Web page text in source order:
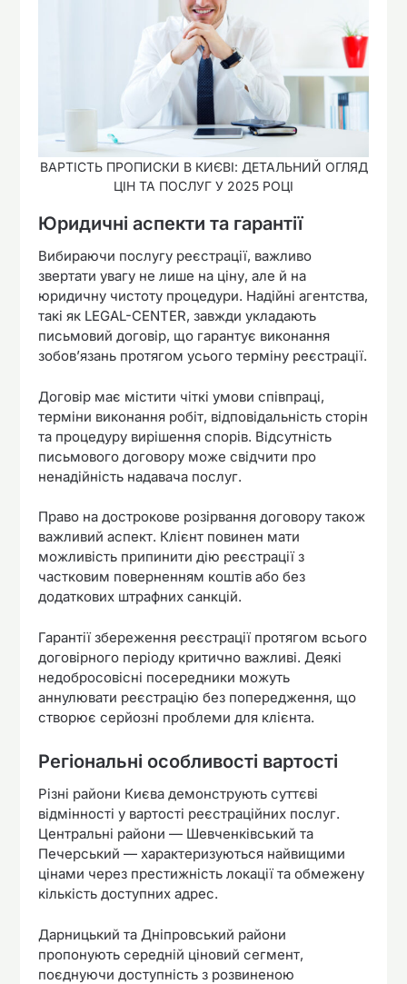
ВАРТІСТЬ ПРОПИСКИ В КИЄВІ: ДЕТАЛЬНИЙ ОГЛЯД
ЦІН ТА ПОСЛУГ У 2025 РОЦІ
Юридичні аспекти та гарантії
Вибираючи послугу реєстрації, важливо
звертати увагу не лише на ціну, але й на
юридичну чистоту процедури. Надійні агентства,
такі як LEGAL-CENTER, завжди укладають
письмовий договір, що гарантує виконання
зобов’язань протягом усього терміну реєстрації.
Договір має містити чіткі умови співпраці,
терміни виконання робіт, відповідальність сторін
та процедуру вирішення спорів. Відсутність
письмового договору може свідчити про
ненадійність надавача послуг.
Право на дострокове розірвання договору також
важливий аспект. Клієнт повинен мати
можливість припинити дію реєстрації з
частковим поверненням коштів або без
додаткових штрафних санкцій.
Гарантії збереження реєстрації протягом всього
договірного періоду критично важливі. Деякі
недобросовісні посередники можуть
аннулювати реєстрацію без попередження, що
створює серйозні проблеми для клієнта.
Регіональні особливості вартості
Різні райони Києва демонструють суттєві
відмінності у вартості реєстраційних послуг.
Центральні райони — Шевченківський та
Печерський — характеризуються найвищими
цінами через престижність локації та обмежену
кількість доступних адрес.
Дарницький та Дніпровський райони
пропонують середній ціновий сегмент,
поєднуючи доступність з розвиненою